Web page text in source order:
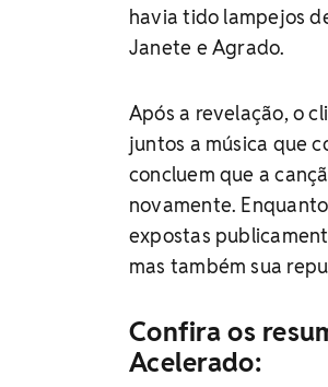
havia tido lampejos
Janete e Agrado.
Após a revelação, o
juntos a música que
concluem que a
novamente.
expostas
mas também sua
Confira os
Acelerado: